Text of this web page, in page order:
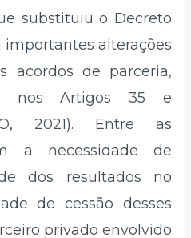
substituiu o Decreto
alterações
acordos de parceria,
nos Artigos 35 e
2021). Entre as
a necessidade de
dos resultados no
de cessão desses
privado envolvido